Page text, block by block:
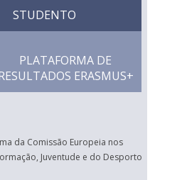
STUDENTO
PLATAFORMA DE
ERASMUS+
da Comissão Europeia nos
Juventude e do Desporto